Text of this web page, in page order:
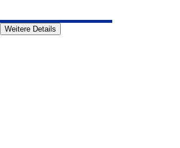
Weitere Details